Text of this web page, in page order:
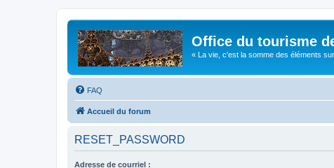
Office du tourisme
« La vie, c'est la somme des éléments
FAQ
Accueil du forum
RESET_PASSWORD
Adresse de courriel :